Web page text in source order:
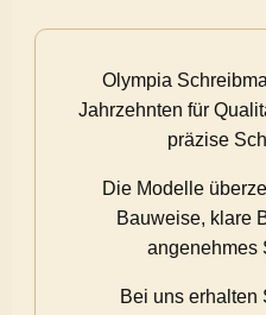
Olympia
Jahrzehnten für
präzise
Die Modelle
Bauweise, klare
angenehmes
Bei uns erhalten